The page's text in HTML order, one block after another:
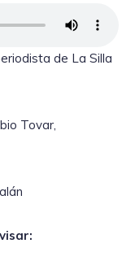
de La Silla
Tovar,